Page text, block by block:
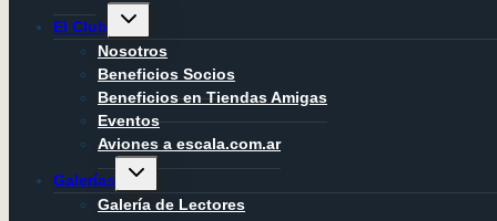
El Club
Alternar
hijo
Nosotros
Beneficios Socios
Beneficios en Tiendas Amigas
Eventos
Aviones a escala.com.ar
Galerías
Alternar
hijo
Galería de Lectores